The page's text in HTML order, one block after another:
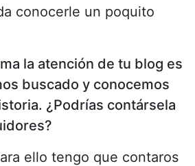
conocerle un poquito
la atención de tu blog es
buscado y conocemos
¿Podrías contársela
ello tengo que contaros